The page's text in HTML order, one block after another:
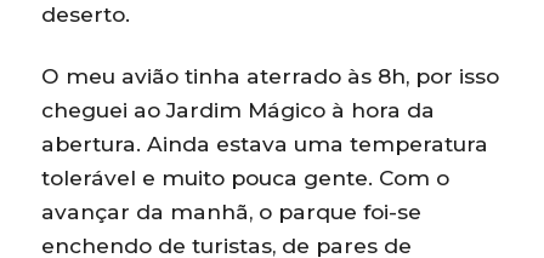
deserto.
O meu avião tinha aterrado às 8h, por isso
cheguei ao Jardim Mágico à hora da
abertura. Ainda estava uma temperatura
tolerável e muito pouca gente. Com o
avançar da manhã, o parque foi-se
enchendo de turistas, de pares de